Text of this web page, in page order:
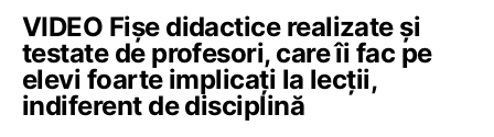
VIDEO Fișe didactice realizate și
testate de profesori, care îi fac pe
elevi foarte implicați la lecții,
indiferent de disciplină